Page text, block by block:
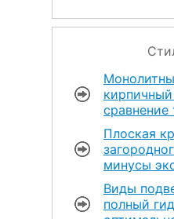
Плоская
минусы
Виды
полный